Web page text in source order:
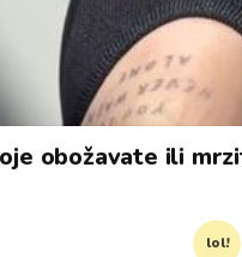
obožavate ili
lol!